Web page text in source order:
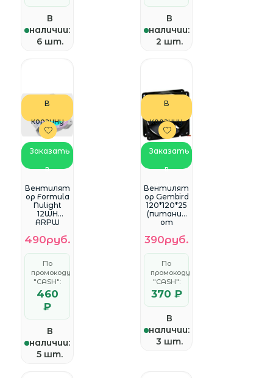
В
наличии:
6 шт.
В
наличии:
2 шт.
В
корзину
Заказать
в
WhatsApp
Вентилят
ор Formula
Nulight
12WH
ARPW
120х120x25
белый 4-
pin 25.34дБ
Ret
490руб.
По
промокоду
"CASH":
460
₽
В
наличии:
5 шт.
В
корзину
Заказать
в
WhatsApp
Вентилят
ор Gembird
120*120*25
(питание
от
кой
платы,
3pin)
(FANCASE3)
390руб.
По
промокоду
"CASH":
370 ₽
В
наличии:
3 шт.